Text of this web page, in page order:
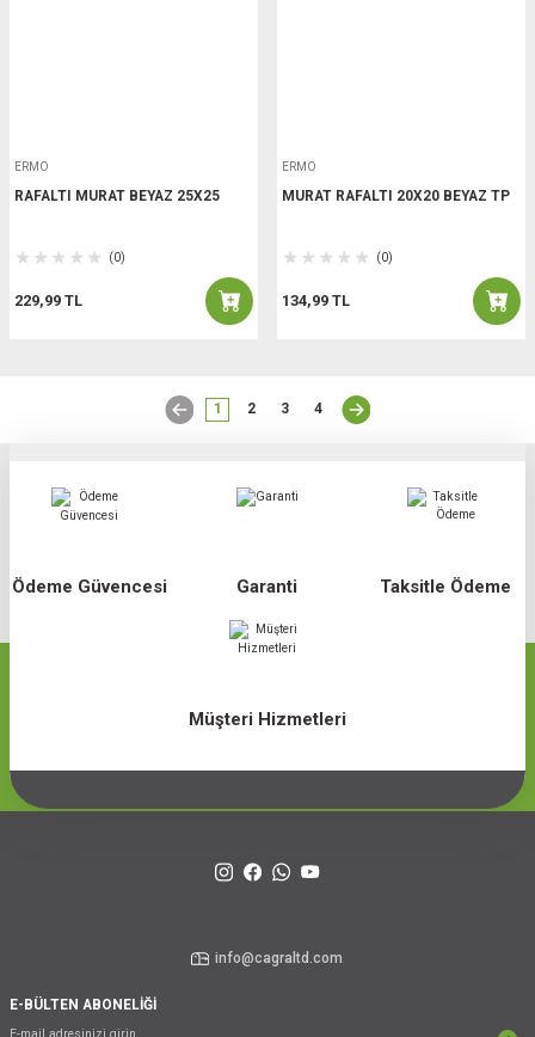
ERMO
RAFALTI MURAT BEYAZ 25X25
(0)
229,99 TL
ERMO
MURAT RAFALTI 20X20 BEYAZ TP
(0)
134,99 TL
1 2 3 4
Ödeme Güvencesi Garanti Taksitle Ödeme
Müşteri Hizmetleri
info@cagraltd.com
E-BÜLTEN ABONELİĞİ